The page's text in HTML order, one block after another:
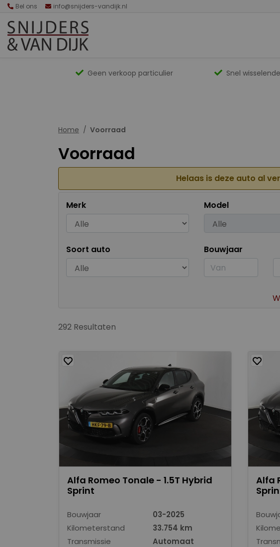
Bel ons info@snijders-vandijk.nl
Geen verkoop particulier Snel
Home Voorraad
Voorraad
Helaas is deze auto al
Merk Model
Soort auto Bouwjaar
292 Resultaten
Alfa Romeo Tonale - 1.5T Hybrid
Sprint
Bouwjaar
03-2025
Kilometerstand
33.754 km
Transmissie
Automaat
Alfa